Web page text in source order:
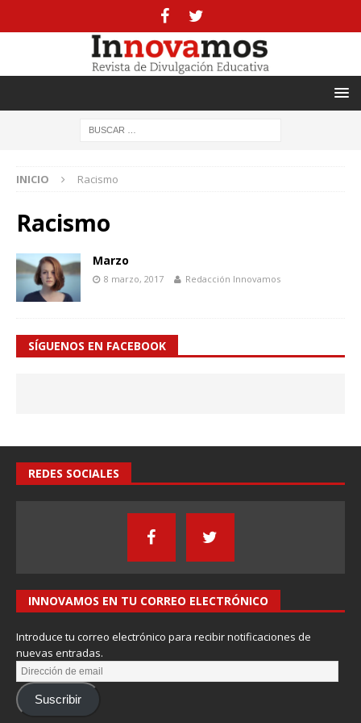
INICIO Racismo
Racismo
Marzo
8 marzo, 2017 Redacción Innovamos
SÍGUENOS EN FACEBOOK
REDES SOCIALES
INNOVAMOS EN TU CORREO ELECTRÓNICO
Introduce tu correo electrónico para recibir notificaciones de
nuevas entradas.
Suscribir